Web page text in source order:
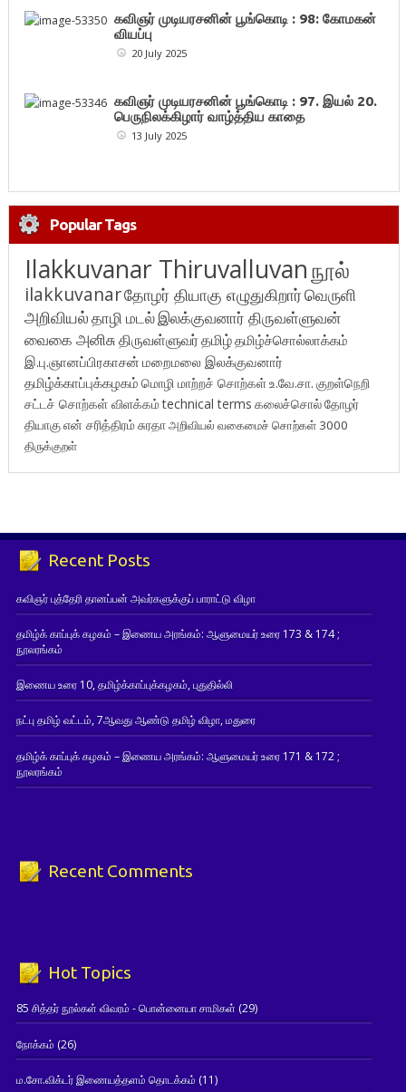
கவிஞர் முடியரசனின் பூங்கொடி : 98: கோமகன்
வியப்பு
20 July 2025
கவிஞர் முடியரசனின் பூங்கொடி : 97. இயல் 20.
பெருநிலக்கிழார் வாழ்த்திய காதை
13 July 2025
Popular Tags
Ilakkuvanar Thiruvalluvanநூல்
ilakkuvanarதோழர் தியாகு எழுதுகிறார்வெருளி
அறிவியல்தாழி மடல்இலக்குவனார் திருவள்ளுவன்
வைகை அனிசுதிருவள்ளுவர்தமிழ்தமிழ்ச்சொல்லாக்கம்
இ.பு.ஞானப்பிரகாசன் மறைமலை இலக்குவனார்
தமிழ்க்காப்புக்கழகம் மொழி மாற்றச் சொற்கள்உ.வே.சா. குறள்நெறி
சட்டச் சொற்கள் விளக்கம்technical terms கலைச்சொல்தோழர்
தியாகுஎன் சரித்திரம்சுரதாஅறிவியல் வகைமைச் சொற்கள் 3000
திருக்குறள்
Recent Posts
கவிஞர் புத்தேரி தானப்பன் அவர்களுக்குப் பாராட்டு விழா
தமிழ்க் காப்புக் கழகம் – இணைய அரங்கம்: ஆளுமையர் உரை 173 & 174 ;
நூலரங்கம்
இணைய உரை 10, தமிழ்க்காப்புக்கழகம், புதுதில்லி
நட்பு தமிழ் வட்டம், 7ஆவது ஆண்டு தமிழ் விழா, மதுரை
தமிழ்க் காப்புக் கழகம் – இணைய அரங்கம்: ஆளுமையர் உரை 171 & 172 ;
நூலரங்கம்
Recent Comments
Hot Topics
85 சித்தர் நூல்கள் விவரம் - பொன்னையா சாமிகள் (29)
நோக்கம் (26)
ம.சோ.விக்டர் இணையத்தளம் தொடக்கம் (11)